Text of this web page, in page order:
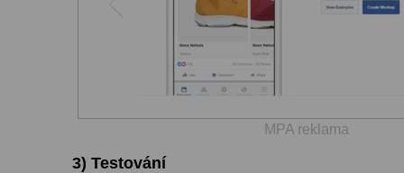
MPA reklama
3) Testování